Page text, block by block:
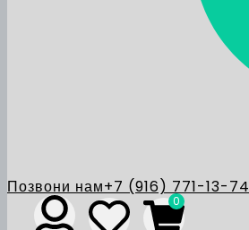
Позвони нам+7 (916) 771-13-74
0